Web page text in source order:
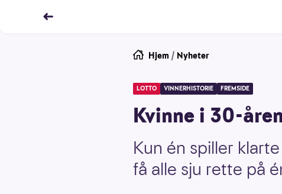
Hjem / Nyheter
LOTTO VINNERHISTORIE FREMSIDE
Kvinne i 30-
Kun én spiller
få alle sju rette på